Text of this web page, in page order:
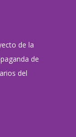
de la
de
del